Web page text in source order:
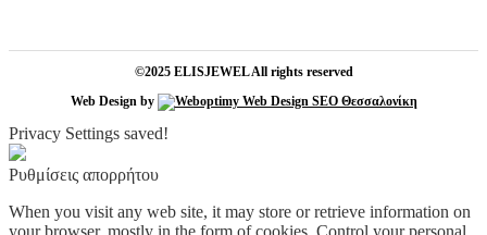
©2025 ELISJEWEL All rights reserved
Web Design by
Privacy Settings saved!
Ρυθμίσεις απορρήτου
When you visit any web site, it may store or retrieve information on
your browser, mostly in the form of cookies. Control your personal